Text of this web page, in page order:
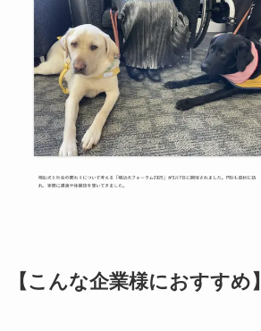
【こんな企業様におすすめ】